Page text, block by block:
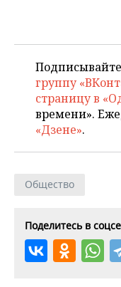
группу
страницу в
времени».
«Дзене».
Общество
Поделитесь в